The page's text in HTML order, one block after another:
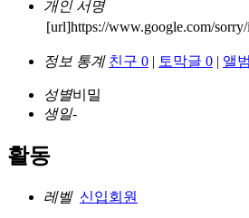
개인 서명
[url]https://www.google.com/
정보 통계 친구 0 | 토막글 0 | 앨
성별비밀
생일-
활동
레벨 신입회원